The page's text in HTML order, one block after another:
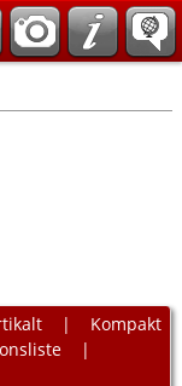
| Kompakt
|